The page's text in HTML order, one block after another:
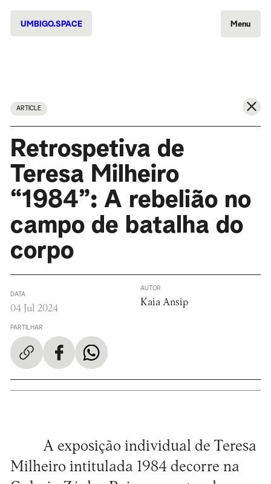
UMBIGO.SPACE Menu
ARTICLE
Retrospetiva de
Teresa Milheiro
“1984”: A rebelião no
campo de batalha do
corpo
DATA
04 Jul 2024
PARTILHAR
AUTOR
Kaia Ansip
A exposição individual de Teresa
Milheiro intitulada 1984 decorre na